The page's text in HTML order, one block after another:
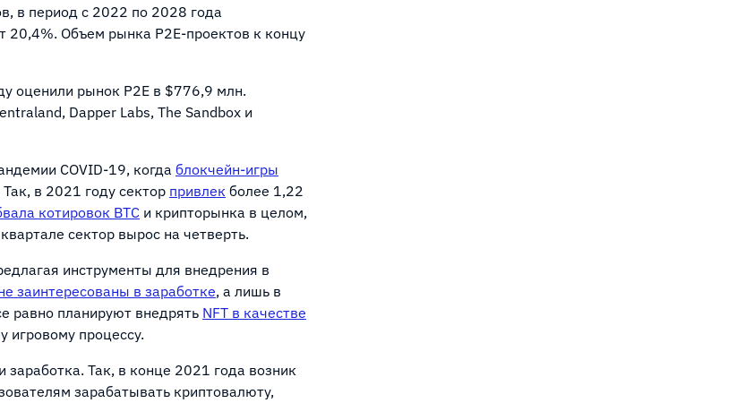
в период с 2022 по 2028 года
20,4%. Объем рынка P2E-проектов к концу
оценили рынок P2E в $776,9 млн.
Dapper Labs, The Sandbox и
COVID-19, когда блокчейн-игры
в 2021 году сектор привлек более 1,22
котировок BTC и крипторынка в целом,
сектор вырос на четверть.
инструменты для внедрения в
заинтересованы в заработке, а лишь в
равно планируют внедрять NFT в качестве
игровому процессу.
Так, в конце 2021 года возник
зарабатывать криптовалюту,